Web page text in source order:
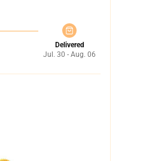
Delivered
Jul. 30 - Aug. 06